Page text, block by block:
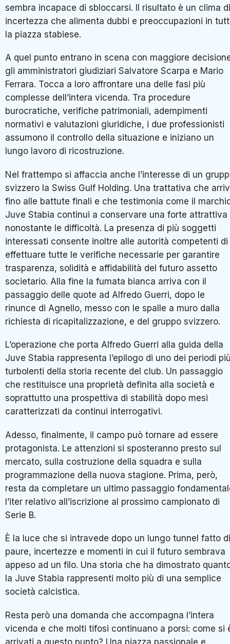
sembra incapace di sbloccarsi. Il risultato è un clima di
incertezza che alimenta dubbi e preoccupazioni in
la piazza stabiese.
A quel punto entrano in scena con maggiore
gli amministratori giudiziari Salvatore Scarpa e Mario
Ferrara. Tocca a loro affrontare una delle fasi più
complesse dell’intera vicenda. Tra procedure
burocratiche, verifiche patrimoniali, adempimenti
normativi e valutazioni giuridiche, i due professionisti
assumono il controllo della situazione e iniziano un
lungo lavoro di ricostruzione.
Nel frattempo si affaccia anche l’interesse di un
svizzero la Swiss Gulf Holding. Una trattativa che
fino alle battute finali e che testimonia come il
Juve Stabia continui a conservare una forte attrattiva
nonostante le difficoltà. La presenza di più soggetti
interessati consente inoltre alle autorità competenti di
effettuare tutte le verifiche necessarie per garantire
trasparenza, solidità e affidabilità del futuro assetto
societario. Alla fine la fumata bianca arriva con il
passaggio delle quote ad Alfredo Guerri, dopo le
rinunce di Agnello, messo con le spalle a muro dalla
richiesta di ricapitalizzazione, e del gruppo svizzero.
L’operazione che porta Alfredo Guerri alla guida della
Juve Stabia rappresenta l’epilogo di uno dei periodi
turbolenti della storia recente del club. Un passaggio
che restituisce una proprietà definita alla società e
soprattutto una prospettiva di stabilità dopo mesi
caratterizzati da continui interrogativi.
Adesso, finalmente, il campo può tornare ad essere
protagonista. Le attenzioni si sposteranno presto sul
mercato, sulla costruzione della squadra e sulla
programmazione della nuova stagione. Prima, però,
resta da completare un ultimo passaggio
l’iter relativo all’iscrizione al prossimo campionato di
Serie B.
È la luce che si intravede dopo un lungo tunnel fatto di
paure, incertezze e momenti in cui il futuro sembrava
appeso ad un filo. Una storia che ha dimostrato
la Juve Stabia rappresenti molto più di una semplice
società calcistica.
Resta però una domanda che accompagna l’intera
vicenda e che molti tifosi continuano a porsi: come si
arrivati a questo punto? Una piazza passionale e